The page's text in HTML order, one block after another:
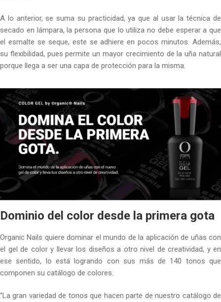
A lo anterior, se suma su practicidad, ya que al usar la técnica de
secado en lámpara, la persona que lo utiliza no debe esperar a que
el esmalte se seque, este se adhiere en pocos minutos. Además,
su flexibilidad, pues permite un mayor crecimiento de la uña natural
porque llega a ser una capa de protección para la misma.
Dominio del color desde la primera gota
Organic Nails quiere dominar el mundo de la aplicación de uñas con
el gel de color y llevar los diseños a otro nivel de creatividad, y en
ese sentido, lo está logrando con sus más de 140 tonos que
componen su catálogo de colores.
“La gran variedad de tonos que hacen parte de nuestro catálogo de